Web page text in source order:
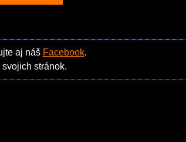
aj náš Facebook.
stránok.